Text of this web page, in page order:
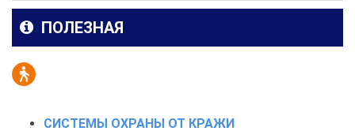
ПОЛЕЗНАЯ
СИСТЕМЫ ОХРАНЫ ОТ КРАЖИ